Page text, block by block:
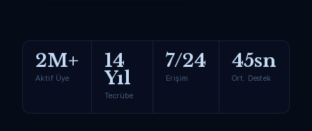
2M+
Aktif Üye
14
Yıl
Tecrübe
7/24
Erişim
45sn
Ort. Destek